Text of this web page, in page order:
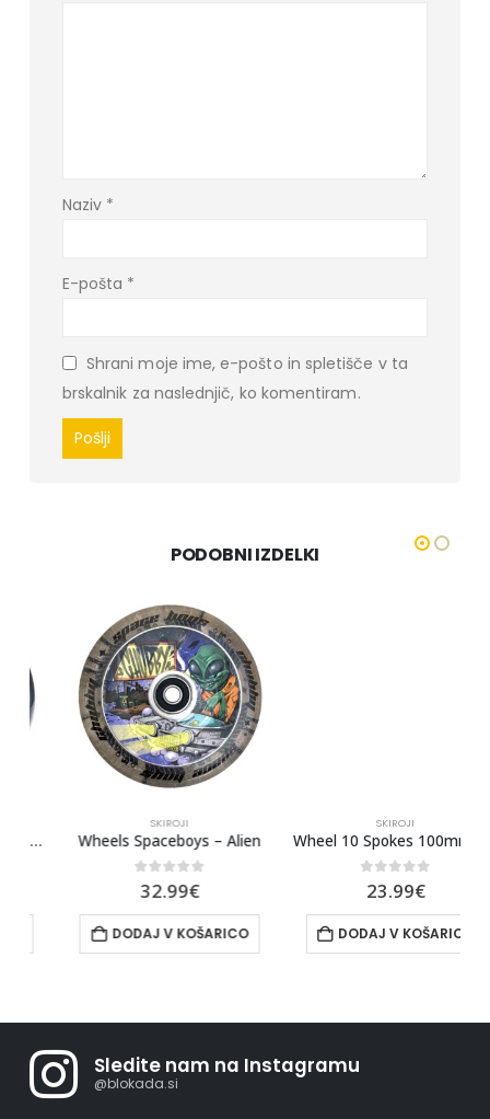
Naziv *
E-pošta *
Shrani moje ime, e-pošto in spletišče v ta
brskalnik za naslednjič, ko komentiram.
PODOBNI IZDELKI
SKIROJI
Wheels Spaceboys – Alien
out of 5
32.99€
DODAJ V KOŠARICO
SKIROJI
Wheel 10 Spokes 100mm – Black/Turquoise
out of 5
23.99€
DODAJ V KOŠARICO
Sledite nam na Instagramu
@blokada.si